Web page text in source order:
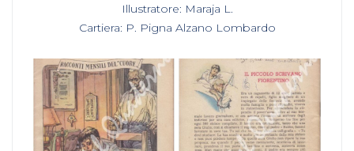
Illustratore: Maraja L.
Cartiera: P. Pigna Alzano Lombardo